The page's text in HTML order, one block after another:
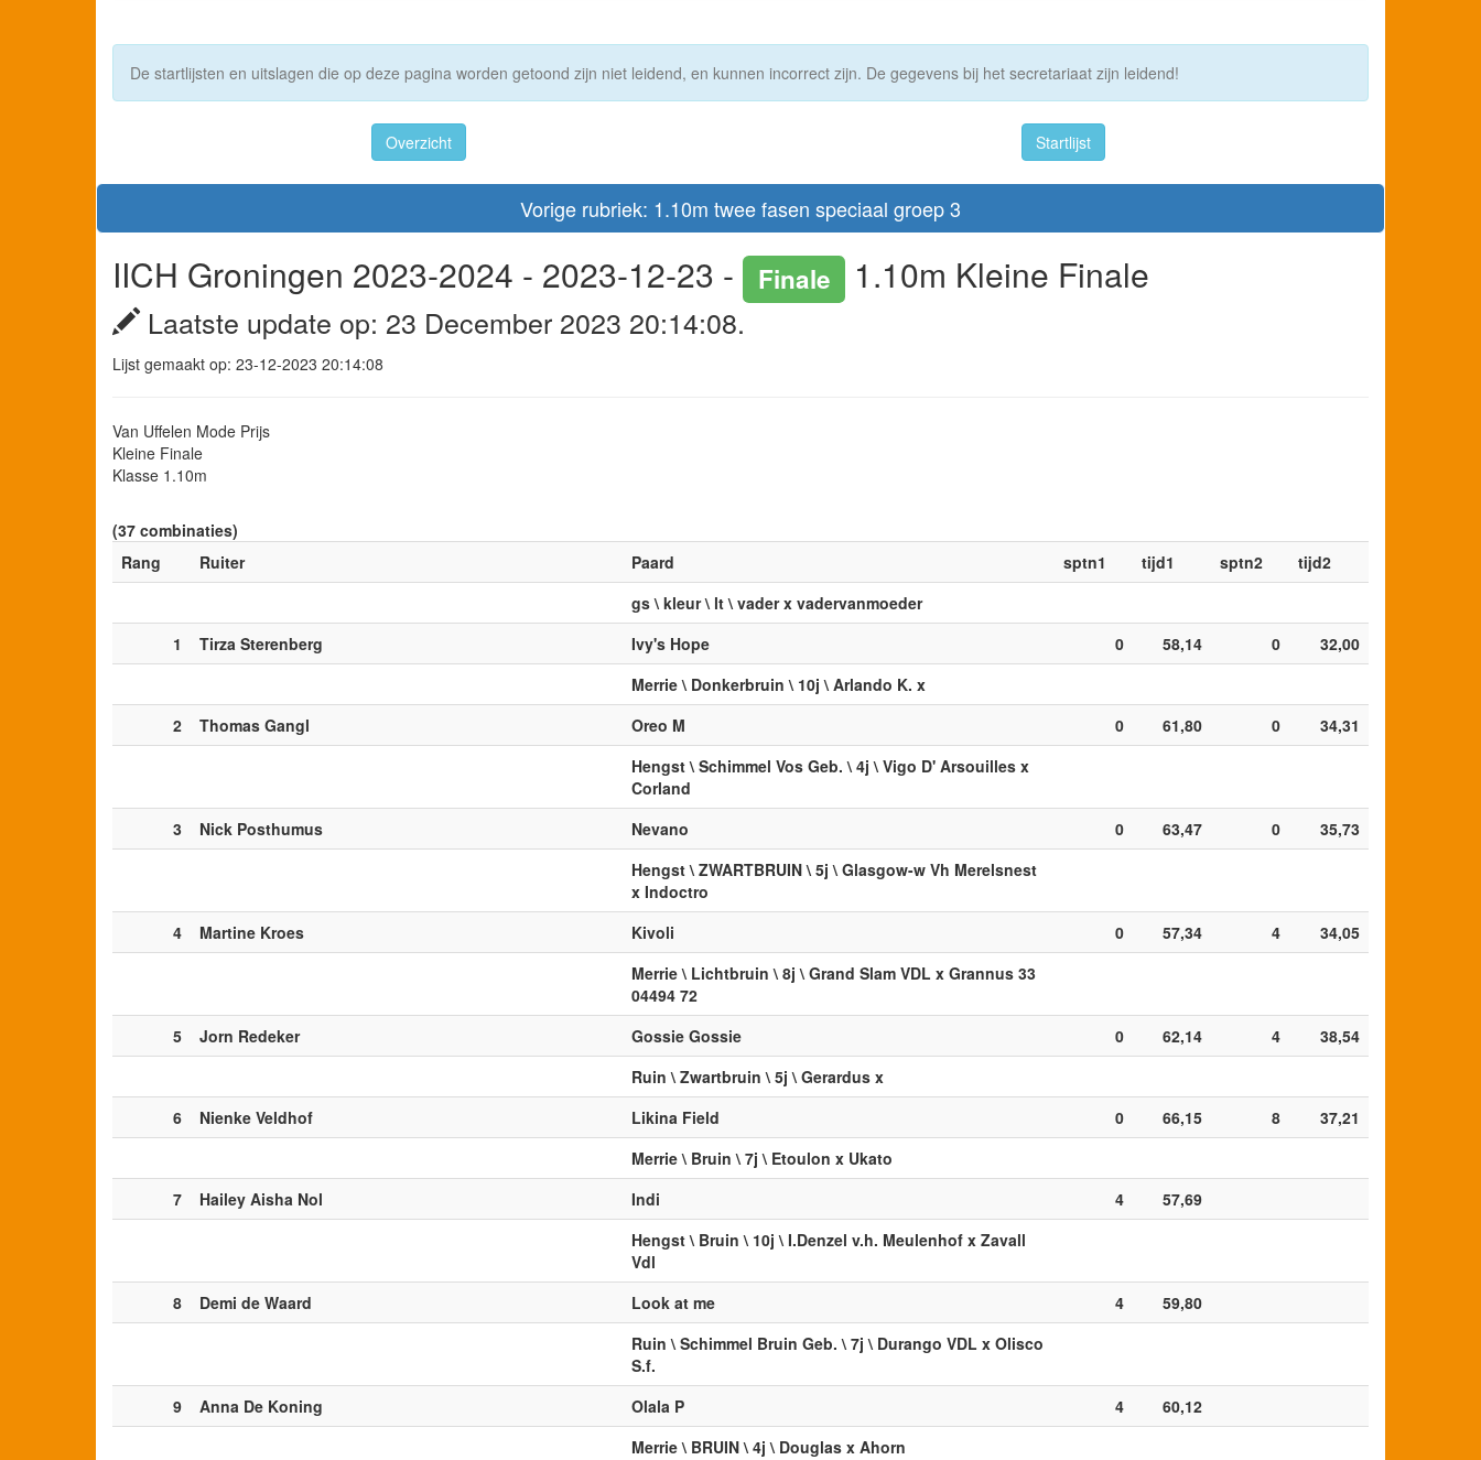
De startlijsten en uitslagen die op deze pagina worden getoond zijn niet leidend, en kunnen incorrect zijn. De gegevens bij het secretariaat zijn leidend!
Overzicht Startlijst
Vorige rubriek: 1.10m twee fasen speciaal groep 3
IICH Groningen 2023-2024 - 2023-12-23 - Finale 1.10m Kleine Finale
Laatste update op: 23 December 2023 20:14:08.
Lijst gemaakt op: 23-12-2023 20:14:08
Van Uffelen Mode Prijs
Kleine Finale
Klasse 1.10m
(37 combinaties)
Rang
Ruiter Paard sptn1 tijd1 sptn2
tijd2
gs \ kleur \ lt \ vader x vadervanmoeder
1
Tirza Sterenberg Ivy's Hope 0 58,14 0
32,00
Merrie \ Donkerbruin \ 10j \ Arlando K. x
2
Thomas Gangl Oreo M 0 61,80 0
34,31
Hengst \ Schimmel Vos Geb. \ 4j \ Vigo D' Arsouilles x
Corland
3
Nick Posthumus Nevano 0 63,47 0
35,73
Hengst \ ZWARTBRUIN \ 5j \ Glasgow-w Vh Merelsnest
x Indoctro
4
Martine Kroes Kivoli 0 57,34 4
34,05
Merrie \ Lichtbruin \ 8j \ Grand Slam VDL x Grannus 33
04494 72
5
Jorn Redeker Gossie Gossie 0 62,14 4
38,54
Ruin \ Zwartbruin \ 5j \ Gerardus x
6
Nienke Veldhof Likina Field 0 66,15 8
37,21
Merrie \ Bruin \ 7j \ Etoulon x Ukato
7
Hailey Aisha Nol Indi 4
57,69
Hengst \ Bruin \ 10j \ I.Denzel v.h. Meulenhof x Zavall
Vdl
8
Demi de Waard Look at me 4
59,80
Ruin \ Schimmel Bruin Geb. \ 7j \ Durango VDL x Olisco
S.f.
9
Anna De Koning Olala P 4
60,12
Merrie \ BRUIN \ 4j \ Douglas x Ahorn